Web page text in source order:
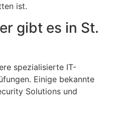
ist.
gibt es in St.
spezialisierte IT-
Einige bekannte
Solutions und